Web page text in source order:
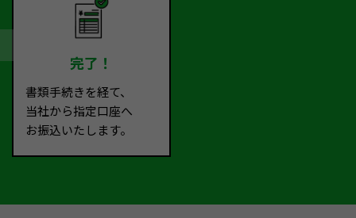
完了！
書類手続きを経て、
当社から指定口座へ
お振込いたします。